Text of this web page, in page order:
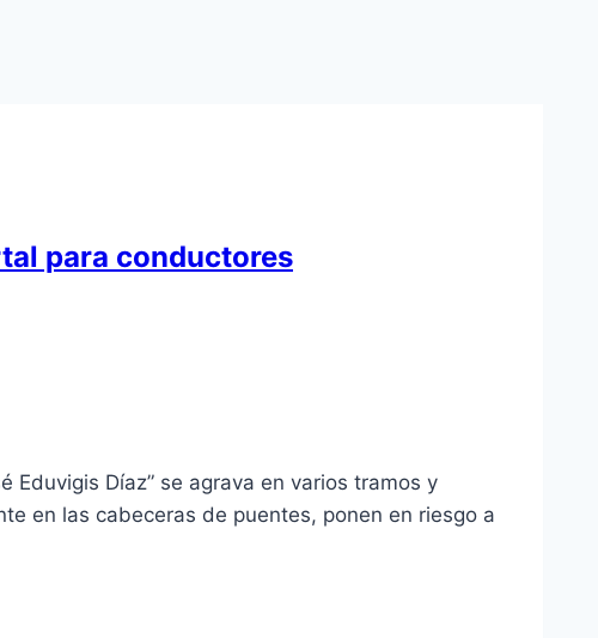
para conductores
Eduvigis Díaz” se agrava en varios tramos y
en las cabeceras de puentes, ponen en riesgo a